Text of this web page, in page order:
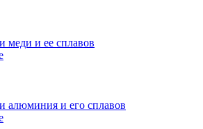
меди и ее сплавов
алюминия и его сплавов